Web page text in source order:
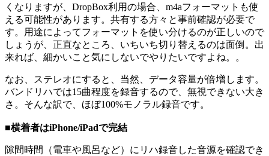
くなりますが、DropBox利用の場合、m4aフォーマットも使
える可能性があります。共有する方々と事前確認が必要で
す。用途によってフォーマットを使い分けるのが正しいので
しょうが、正直なところ、いちいち切り替えるのは面倒。出
来れば、細かいこと気にしないでやりたいですよね。。
なお、ステレオにすると、当然、データ容量が倍増します。
バンドリハでは15曲程度を録音するので、無視できない大き
さ。そんな訳で、ほぼ100%モノラル録音です。
■横着者はiPhone/iPadで完結
隙間時間（電車や風呂など）にリハ録音した音源を確認でき